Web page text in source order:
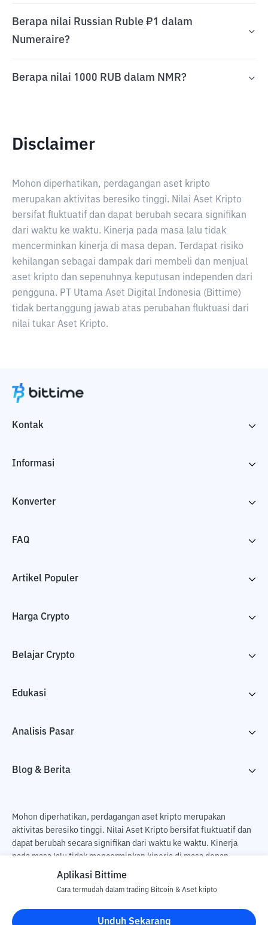
Berapa nilai Russian Ruble ₽1 dalam
Numeraire?
Berapa nilai 1000 RUB dalam NMR?
Disclaimer
Mohon diperhatikan, perdagangan aset kripto
merupakan aktivitas beresiko tinggi. Nilai Aset Kripto
bersifat fluktuatif dan dapat berubah secara signifikan
dari waktu ke waktu. Kinerja pada masa lalu tidak
mencerminkan kinerja di masa depan. Terdapat risiko
kehilangan sebagai dampak dari membeli dan menjual
aset kripto dan sepenuhnya keputusan independen dari
pengguna. PT Utama Aset Digital Indonesia (Bittime)
tidak bertanggung jawab atas perubahan fluktuasi dari
nilai tukar Aset Kripto.
Kontak
Informasi
Konverter
FAQ
Artikel Populer
Harga Crypto
Belajar Crypto
Edukasi
Analisis Pasar
Blog & Berita
Mohon diperhatikan, perdagangan aset kripto merupakan
aktivitas beresiko tinggi. Nilai Aset Kripto bersifat fluktuatif dan
dapat berubah secara signifikan dari waktu ke waktu. Kinerja
pada masa lalu tidak mencerminkan kinerja di masa depan.
Terdapat risiko kehilangan sebagai dampak dari membeli dan
pengguna. PT Utama Aset Digital Indonesia (Bittime) tidak
bertanggung jawab atas perubahan fluktuasi dari nilai tukar Aset
Kripto.
Aplikasi Bittime
Cara termudah dalam trading Bitcoin & Aset kripto
Unduh Sekarang